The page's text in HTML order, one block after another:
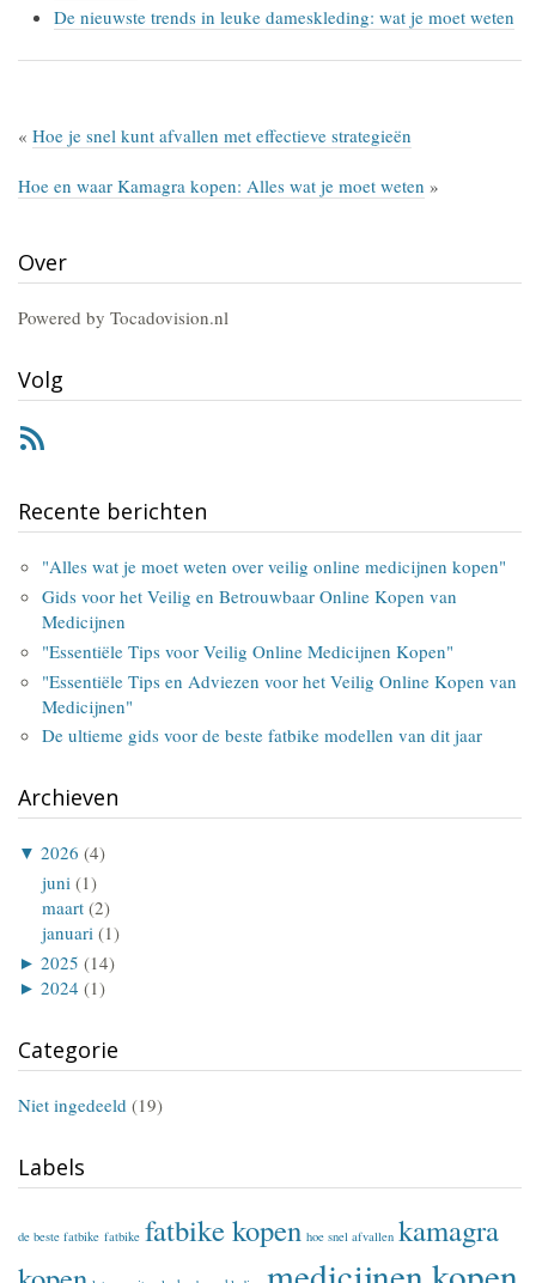
De nieuwste trends in leuke dameskleding: wat je moet weten
« Hoe je snel kunt afvallen met effectieve strategieën
Hoe en waar Kamagra kopen: Alles wat je moet weten »
Over
Powered by Tocadovision.nl
Volg
Recente berichten
"Alles wat je moet weten over veilig online medicijnen kopen"
Gids voor het Veilig en Betrouwbaar Online Kopen van
Medicijnen
"Essentiële Tips voor Veilig Online Medicijnen Kopen"
"Essentiële Tips en Adviezen voor het Veilig Online Kopen van
Medicijnen"
De ultieme gids voor de beste fatbike modellen van dit jaar
Archieven
▼ 2026 (4)
juni (1)
maart (2)
januari (1)
► 2025 (14)
► 2024 (1)
Categorie
Niet ingedeeld (19)
Labels
de beste fatbike fatbike fatbike kopen hoe snel afvallen kamagra